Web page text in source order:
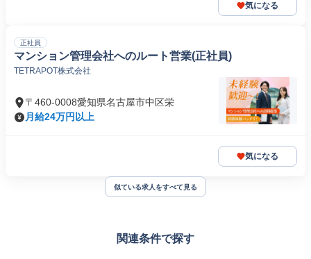
気になる
正社員
マンション管理会社へのルート営業(正社員)
TETRAPOT株式会社
〒460-0008愛知県名古屋市中区栄
月給24万円以上
気になる
似ている求人をすべて見る
関連条件で探す